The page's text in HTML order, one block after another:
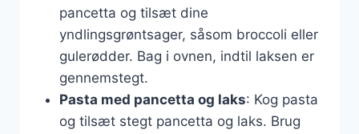
pancetta og tilsæt dine
yndlingsgrøntsager, såsom broccoli eller
gulerødder. Bag i ovnen, indtil laksen er
gennemstegt.
Pasta med pancetta og laks: Kog pasta
og tilsæt stegt pancetta og laks. Brug